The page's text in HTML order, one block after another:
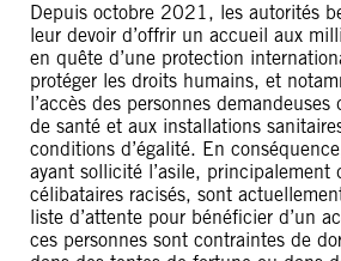
Depuis octobre 2021, les autorités
leur devoir d’offrir un accueil aux
en quête d’une protection
protéger les droits humains, et
l’accès des personnes demandeuses
de santé et aux installations
conditions d’égalité. En
ayant sollicité l’asile, principalement
célibataires racisés, sont
liste d’attente pour bénéficier d’un
ces personnes sont contraintes de